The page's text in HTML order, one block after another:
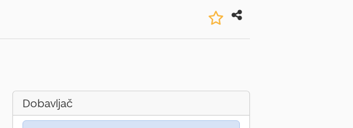
Dobavljač